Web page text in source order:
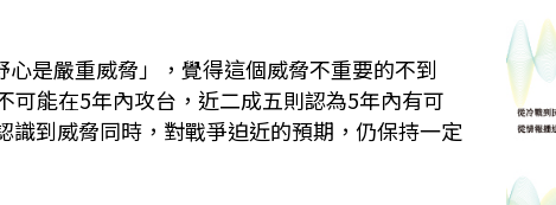
是嚴重威脅」，覺得這個威脅不重要的不到
能在5年內攻台，近二成五則認為5年內有可
到威脅同時，對戰爭迫近的預期，仍保持一定